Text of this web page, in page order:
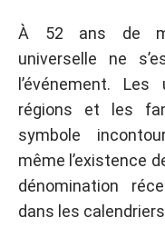
À 52 ans de
universelle ne
l’événement.
régions et les
symbole
même l’existence
dénomination
dans les